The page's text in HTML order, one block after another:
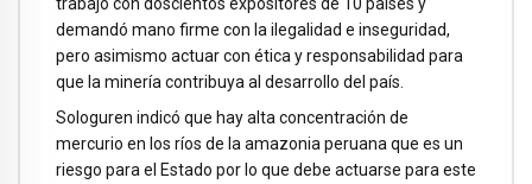
demandó mano firme con la ilegalidad e inseguridad,
pero asimismo actuar con ética y responsabilidad para
que la minería contribuya al desarrollo del país.
Sologuren indicó que hay alta concentración de
mercurio en los ríos de la amazonia peruana que es un
riesgo para el Estado por lo que debe actuarse para este